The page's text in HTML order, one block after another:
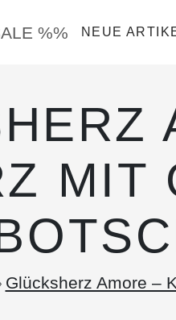
%% NEUE
MIT
Glücksherz Amore –